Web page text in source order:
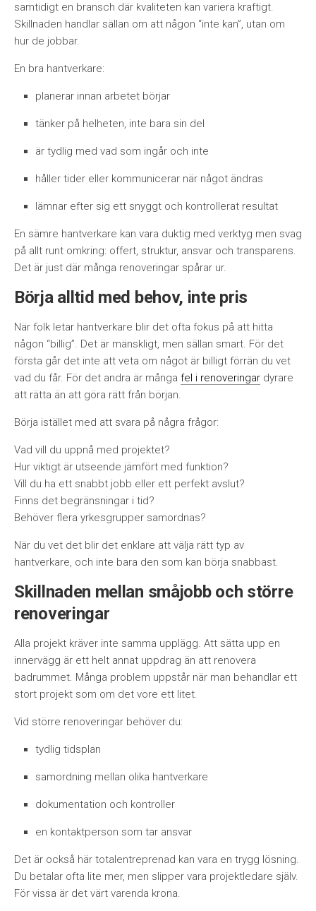
samtidigt en bransch där kvaliteten kan variera kraftigt.
Skillnaden handlar sällan om att någon “inte kan”, utan om
hur de jobbar.
En bra hantverkare:
planerar innan arbetet börjar
tänker på helheten, inte bara sin del
är tydlig med vad som ingår och inte
håller tider eller kommunicerar när något ändras
lämnar efter sig ett snyggt och kontrollerat resultat
En sämre hantverkare kan vara duktig med verktyg men svag
på allt runt omkring: offert, struktur, ansvar och transparens.
Det är just där många renoveringar spårar ur.
Börja alltid med behov, inte pris
När folk letar hantverkare blir det ofta fokus på att hitta
någon “billig”. Det är mänskligt, men sällan smart. För det
första går det inte att veta om något är billigt förrän du vet
vad du får. För det andra är många fel i renoveringar dyrare
att rätta än att göra rätt från början.
Börja istället med att svara på några frågor:
Vad vill du uppnå med projektet?
Hur viktigt är utseende jämfört med funktion?
Vill du ha ett snabbt jobb eller ett perfekt avslut?
Finns det begränsningar i tid?
Behöver flera yrkesgrupper samordnas?
När du vet det blir det enklare att välja rätt typ av
hantverkare, och inte bara den som kan börja snabbast.
Skillnaden mellan småjobb och större
renoveringar
Alla projekt kräver inte samma upplägg. Att sätta upp en
innervägg är ett helt annat uppdrag än att renovera
badrummet. Många problem uppstår när man behandlar ett
stort projekt som om det vore ett litet.
Vid större renoveringar behöver du:
tydlig tidsplan
samordning mellan olika hantverkare
dokumentation och kontroller
en kontaktperson som tar ansvar
Det är också här totalentreprenad kan vara en trygg lösning.
Du betalar ofta lite mer, men slipper vara projektledare själv.
För vissa är det värt varenda krona.